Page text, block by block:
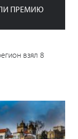
ПРЕМИЮ
взял 8